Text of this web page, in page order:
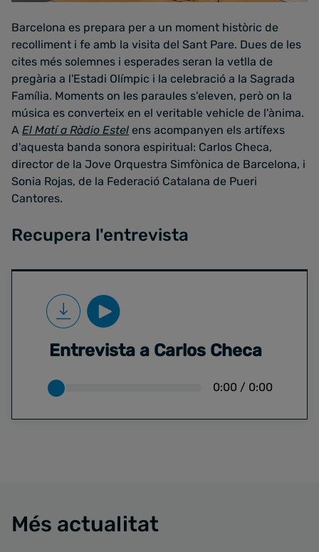
Barcelona es prepara per a un moment històric de
recolliment i fe amb la visita del Sant Pare. Dues de les
cites més solemnes i esperades seran la vetlla de
pregària a l'Estadi Olímpic i la celebració a la Sagrada
Família. Moments on les paraules s'eleven, però on la
música es converteix en el veritable vehicle de l'ànima.
A El Matí a Ràdio Estel ens acompanyen els artífexs
d'aquesta banda sonora espiritual: Carlos Checa,
director de la Jove Orquestra Simfònica de Barcelona, i
Sonia Rojas, de la Federació Catalana de Pueri
Cantores.
Recupera l'entrevista
Entrevista a Carlos Checa
0:00 / 0:00
Més actualitat